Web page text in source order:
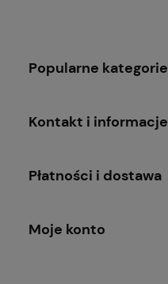
Popularne kategorie
Kontakt i informacje
Płatności i dostawa
Moje konto